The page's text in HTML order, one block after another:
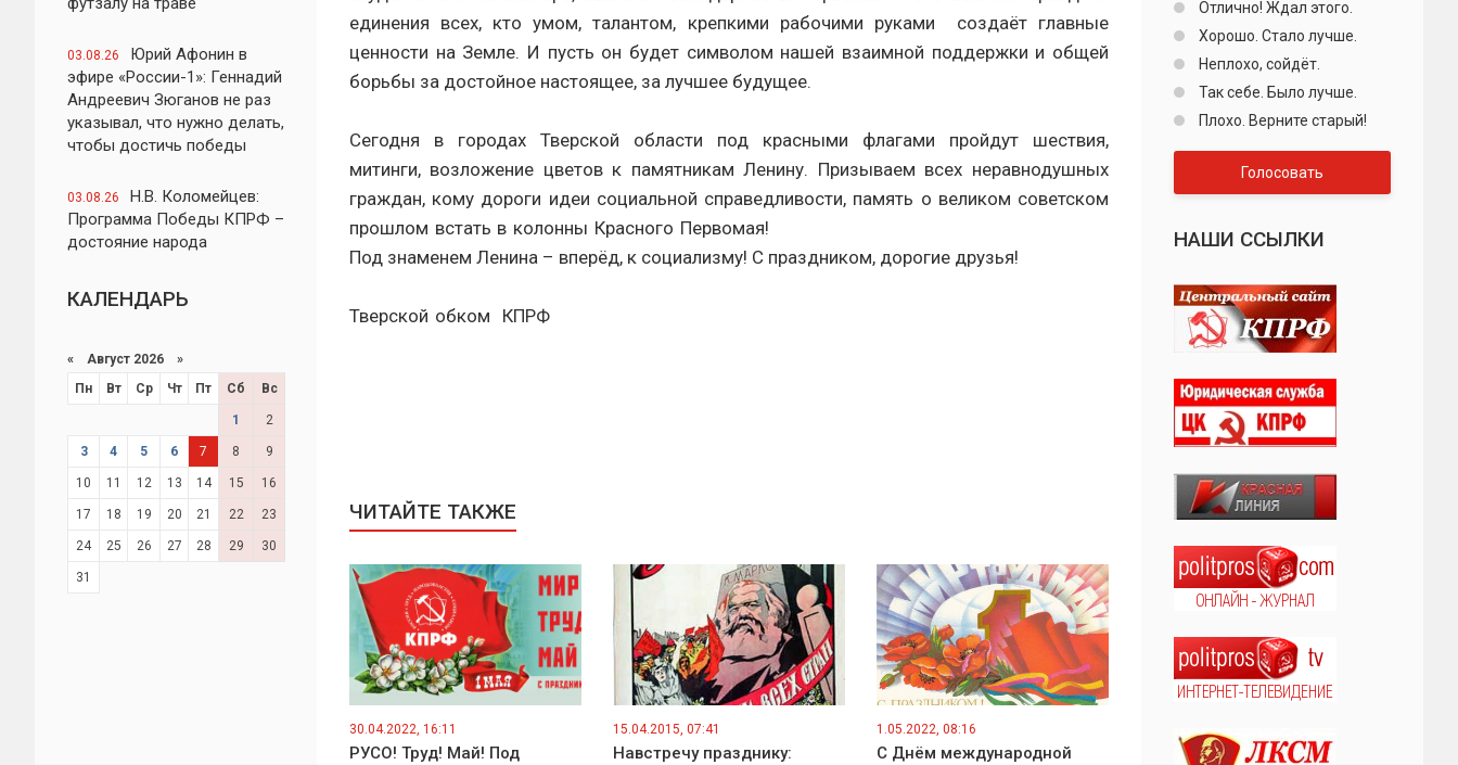
03.08.26
Юрий Афонин в
эфире «России-1»: Геннадий
Андреевич Зюганов не раз
указывал, что нужно делать,
чтобы достичь победы
03.08.26
Н.В. Коломейцев:
Программа Победы КПРФ –
достояние народа
КАЛЕНДАРЬ
« Август 2026 »
Пн
Вт Ср Чт Пт Сб Вс
1 2
3 4 5 6 7 8 9
10 11 12 13 14 15 16
17 18 19 20 21 22 23
24 25 26 27 28 29 30
31
единения всех, кто умом, талантом, крепкими рабочими руками создаёт главные
ценности на Земле. И пусть он будет символом нашей взаимной поддержки и общей
борьбы за достойное настоящее, за лучшее будущее.
Сегодня в городах Тверской области под красными флагами пройдут шествия,
митинги, возложение цветов к памятникам Ленину. Призываем всех неравнодушных
граждан, кому дороги идеи социальной справедливости, память о великом советском
прошлом встать в колонны Красного Первомая!
Под знаменем Ленина – вперёд, к социализму! С праздником, дорогие друзья!
Тверской обком КПРФ
ЧИТАЙТЕ ТАКЖЕ
30.04.2022, 16:11
РУСО! Труд! Май! Под
15.04.2015, 07:41
Навстречу празднику:
1.05.2022, 08:16
С Днём международной
Отлично! Ждал этого.
Хорошо. Стало лучше.
Неплохо, сойдёт.
Так себе. Было лучше.
Плохо. Верните старый!
Голосовать
НАШИ ССЫЛКИ